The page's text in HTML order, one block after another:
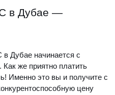
в Дубае —
Дубае начинается с
Как же приятно платить
Именно это вы и получите с
цену